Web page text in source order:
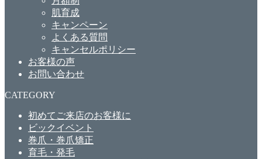
肌育成
キャンペーン
よくある質問
キャンセルポリシー
お客様の声
お問い合わせ
CATEGORY
初めてご来店のお客様に
ビックイベント
巻爪・巻爪矯正
育毛・発毛